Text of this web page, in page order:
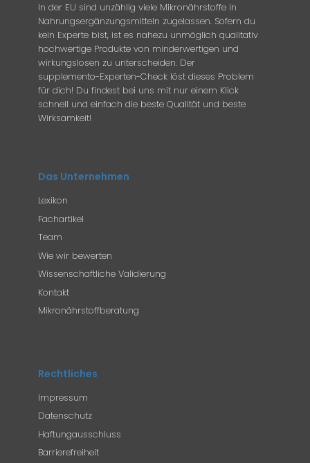
In der EU sind unzählig viele Mikronährstoffe in
Nahrungsergänzungsmitteln zugelassen. Sofern du
kein Experte bist, ist es nahezu unmöglich qualitativ
hochwertige Produkte von minderwertigen und
wirkungslosen zu unterscheiden. Der
supplemento-Experten-Check löst dieses Problem
für dich! Du findest bei uns mit nur einem Klick
schnell und einfach die beste Qualität und beste
Wirksamkeit!
Das Unternehmen
Lexikon
Fachartikel
Team
Wie wir bewerten
Wissenschaftliche Validierung
Kontakt
Mikronährstoffberatung
Rechtliches
Impressum
Datenschutz
Haftungausschluss
Barrierefreiheit